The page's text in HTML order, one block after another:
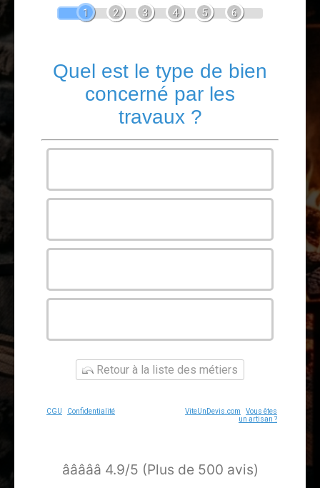
1 2 3 4 5 6
Quel est le type de bien
concerné par les
travaux ?
Retour à la liste des métiers
CGU Confidentialité ViteUnDevis.com
Vous êtes
un artisan ?
â­â­â­â­â­ 4.9/5 (Plus de 500 avis)